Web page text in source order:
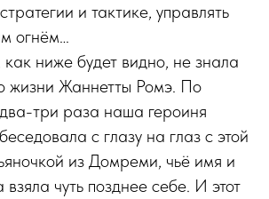
и тактике, управлять
огнём…
ниже будет видно, не знала
жизни Жаннетты Ромэ. По
три раза наша героиня
с глазу на глаз с этой
из Домреми, чьё имя и
чуть позднее себе. И этот